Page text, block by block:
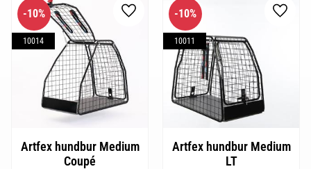
Artfex hundbur Medium
Coupé
10%
10014
Lägg till i favoriter
Artfex hundbur Medium
LT
10%
10011
Lägg